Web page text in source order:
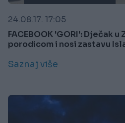
24.08.17. 17:05
FACEBOOK 'GORI': Dječak
porodicom i nosi zastavu
Saznaj više